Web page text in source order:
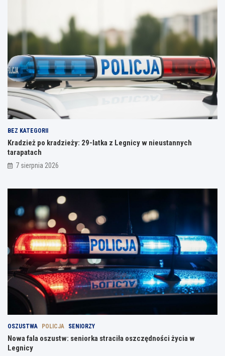
BEZ KATEGORII
Kradzież po kradzieży: 29-latka z Legnicy w nieustannych
tarapatach
7 sierpnia 2026
OSZUSTWA POLICJA SENIORZY
Nowa fala oszustw: seniorka straciła oszczędności życia w
Legnicy